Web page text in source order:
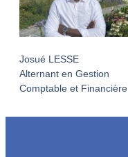
Josué LESSE
Alternant en Gestion
Comptable et Financière